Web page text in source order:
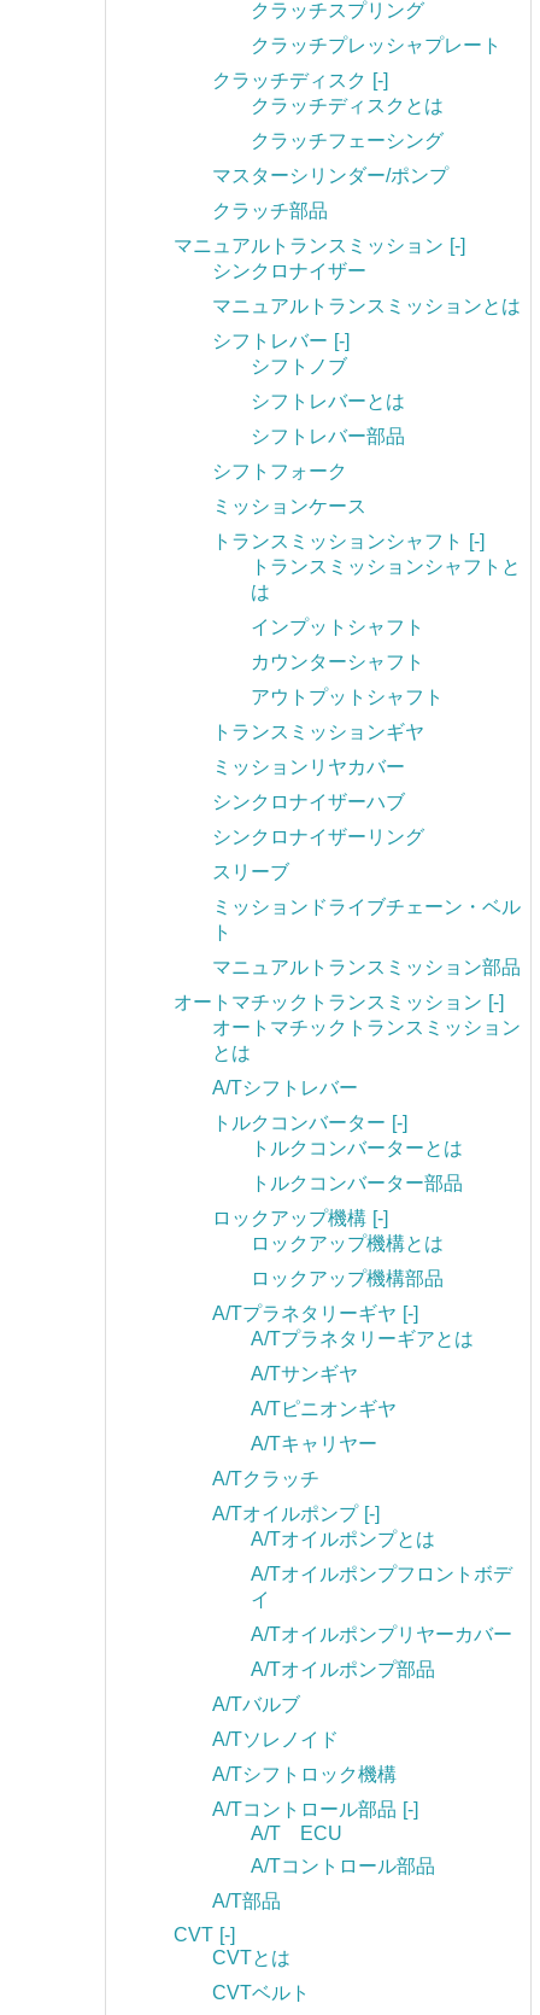
クラッチスプリング
クラッチプレッシャプレート
クラッチディスク [-]
クラッチディスクとは
クラッチフェーシング
マスターシリンダー/ポンプ
クラッチ部品
マニュアルトランスミッション [-]
シンクロナイザー
マニュアルトランスミッションとは
シフトレバー [-]
シフトノブ
シフトレバーとは
シフトレバー部品
シフトフォーク
ミッションケース
トランスミッションシャフト
[-]
トランスミッションシャフトと
は
インプットシャフト
カウンターシャフト
アウトプットシャフト
トランスミッションギヤ
ミッションリヤカバー
シンクロナイザーハブ
シンクロナイザーリング
スリーブ
ミッションドライブチェーン・ベル
ト
マニュアルトランスミッション部品
オートマチックトランスミッション [-]
オートマチックトランスミッション
とは
A/Tシフトレバー
トルクコンバーター [-]
トルクコンバーターとは
トルクコンバーター部品
ロックアップ機構 [-]
ロックアップ機構とは
ロックアップ機構部品
A/Tプラネタリーギヤ [-]
A/Tプラネタリーギアとは
A/Tサンギヤ
A/Tピニオンギヤ
A/Tキャリヤー
A/Tクラッチ
A/Tオイルポンプ [-]
A/Tオイルポンプとは
A/Tオイルポンプフロントボデ
イ
A/Tオイルポンプリヤーカバー
A/Tオイルポンプ部品
A/Tバルブ
A/Tソレノイド
A/Tシフトロック機構
A/Tコントロール部品 [-]
A/T ECU
A/Tコントロール部品
A/T部品
CVT [-]
CVTとは
CVTベルト